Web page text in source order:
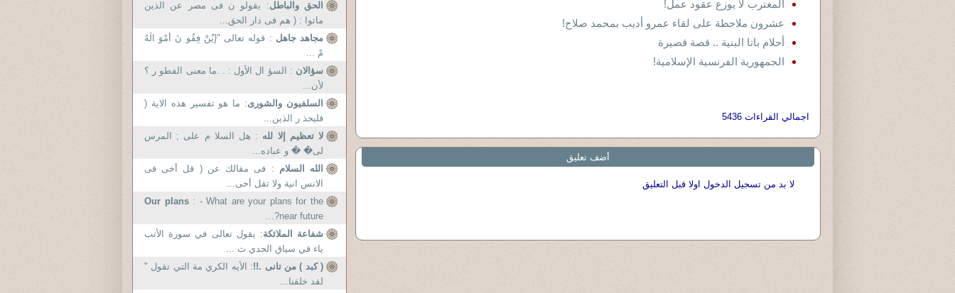
المغترب لا يوزع عقود عمل!
عشرون ملاحظة على لقاء عمرو أديب بمحمد صلاح!
أحلام باتا البنية .. قصة قصيرة
الجمهورية الفرنسية الإسلامية!
اجمالي القراءات 5436
أضف تعليق
لا بد من تسجيل الدخول اولا قبل التعليق
الحق والباطل: يقولو ن فى مصر عن الذين
ماتوا : ( هم فى دار الحق...
مجاهد جاهل : قوله تعالى "{يُنْ فِقُو نَ أمْوَ الَهُ
مْ ...
سؤالان : السؤ ال الأول : . .ما معنى الفطو ر ؟
لأن...
السلفيون والشورى: ما هو تفسير هذه الاية (
فليحذ ر الذين...
لا تعظيم إلا لله : هل السلا م علی ; المرس
لی� � و عباده...
الله السلام : فى مقالك عن ( قل أخى فى
الانس انية ولا تقل أخى...
Our plans : - What are your plans for the
near future?...
شفاعة الملائكة: يقول تعالى في سورة الأنب
ياء في سياق الحدي ث ...
( كبد ) من تانى .!!: الأيه الكري مة التي تقول "
لقد خلقنا...